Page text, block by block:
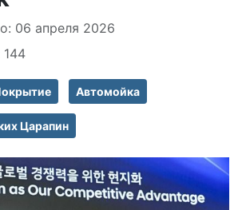
06 апреля 2026
Автомойка
Царапин